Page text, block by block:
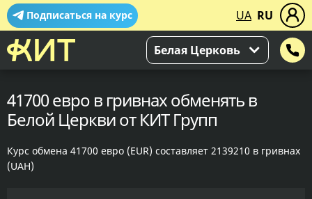
Подписаться на курс UA RU
Белая Церковь
41700 евро в гривнах обменять в
Белой Церкви от КИТ Групп
Курс обмена 41700 евро (EUR) составляет 2139210 в гривнах
(UAH)